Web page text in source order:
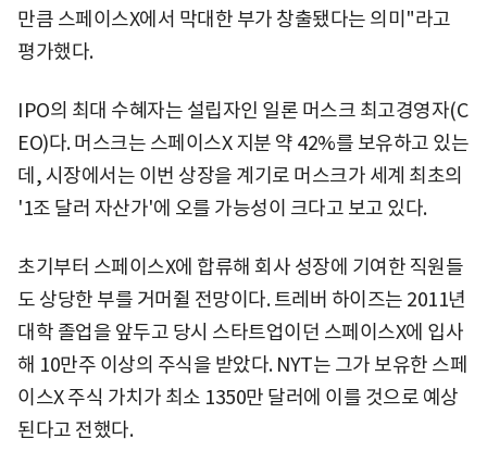
만큼 스페이스X에서 막대한 부가 창출됐다는 의미"라고
평가했다.
IPO의 최대 수혜자는 설립자인 일론 머스크 최고경영자(C
EO)다. 머스크는 스페이스X 지분 약 42%를 보유하고 있는
데, 시장에서는 이번 상장을 계기로 머스크가 세계 최초의
'1조 달러 자산가'에 오를 가능성이 크다고 보고 있다.
초기부터 스페이스X에 합류해 회사 성장에 기여한 직원들
도 상당한 부를 거머쥘 전망이다. 트레버 하이즈는 2011년
대학 졸업을 앞두고 당시 스타트업이던 스페이스X에 입사
해 10만주 이상의 주식을 받았다. NYT는 그가 보유한 스페
이스X 주식 가치가 최소 1350만 달러에 이를 것으로 예상
된다고 전했다.